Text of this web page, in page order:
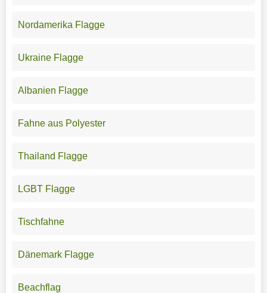
Nordamerika Flagge
Ukraine Flagge
Albanien Flagge
Fahne aus Polyester
Thailand Flagge
LGBT Flagge
Tischfahne
Dänemark Flagge
Beachflag